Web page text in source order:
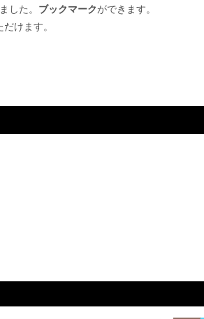
した。 ブックマークができます。
けます。